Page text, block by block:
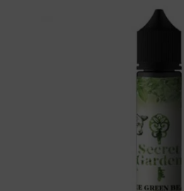
Arômes : menthe
Secret Garden. Disponible